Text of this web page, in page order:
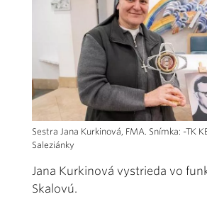
Sestra Jana Kurkinová, FMA. Snímka: -TK
Saleziánky
Jana Kurkinová vystrieda vo
Skalovú.